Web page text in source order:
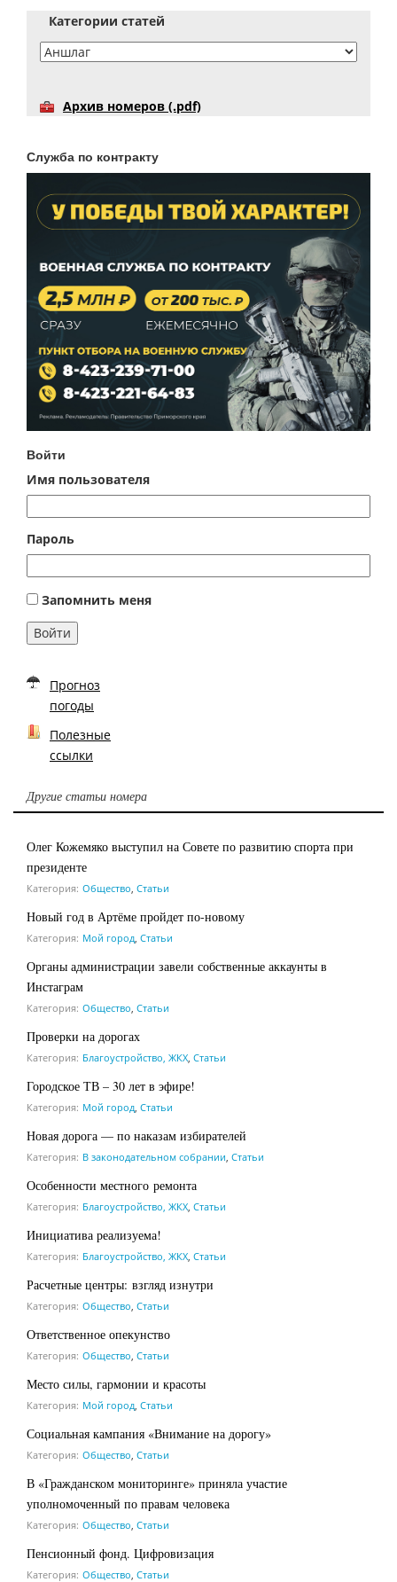
Категории статей
Архив номеров (.pdf)
Служба по контракту
Войти
Имя пользователя
Пароль
Запомнить меня
Войти
Прогноз
погоды
Полезные
ссылки
Другие статьи номера
Олег Кожемяко выступил на Совете по развитию спорта при
президенте
Категория: Общество Статьи
Новый год в Артёме пройдет по-новому
Категория: Мой город Статьи
Органы администрации завели собственные аккаунты в
Инстаграм
Категория: Общество Статьи
Проверки на дорогах
Категория: Благоустройство, ЖКХ Статьи
Городское ТВ – 30 лет в эфире!
Категория: Мой город Статьи
Новая дорога — по наказам избирателей
Категория: В законодательном собрании Статьи
Особенности местного ремонта
Категория: Благоустройство, ЖКХ Статьи
Инициатива реализуема!
Категория: Благоустройство, ЖКХ Статьи
Расчетные центры: взгляд изнутри
Категория: Общество Статьи
Ответственное опекунство
Категория: Общество Статьи
Место силы, гармонии и красоты
Категория: Мой город Статьи
Социальная кампания «Внимание на дорогу»
Категория: Общество Статьи
В «Гражданском мониторинге» приняла участие
уполномоченный по правам человека
Категория: Общество Статьи
Пенсионный фонд. Цифровизация
Категория: Общество Статьи